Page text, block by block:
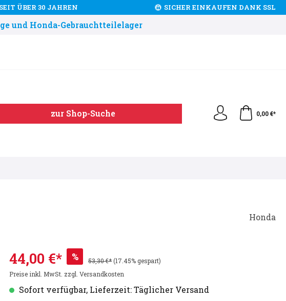
SEIT ÜBER 30 JAHREN SICHER EINKAUFEN DANK SSL
und Honda-Gebrauchtteilelager
zur Shop-Suche 0,00 €*
Honda
44,00 €* % 53,30 €*(17.45% gespart)
Preise inkl. MwSt. zzgl. Versandkosten
Sofort verfügbar, Lieferzeit: Täglicher Versand